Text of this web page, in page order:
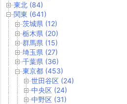
東北 (84)
関東 (641)
茨城県 (12)
栃木県 (20)
群馬県 (15)
埼玉県 (27)
千葉県 (36)
東京都 (453)
世田谷区 (24)
中央区 (24)
中野区 (31)